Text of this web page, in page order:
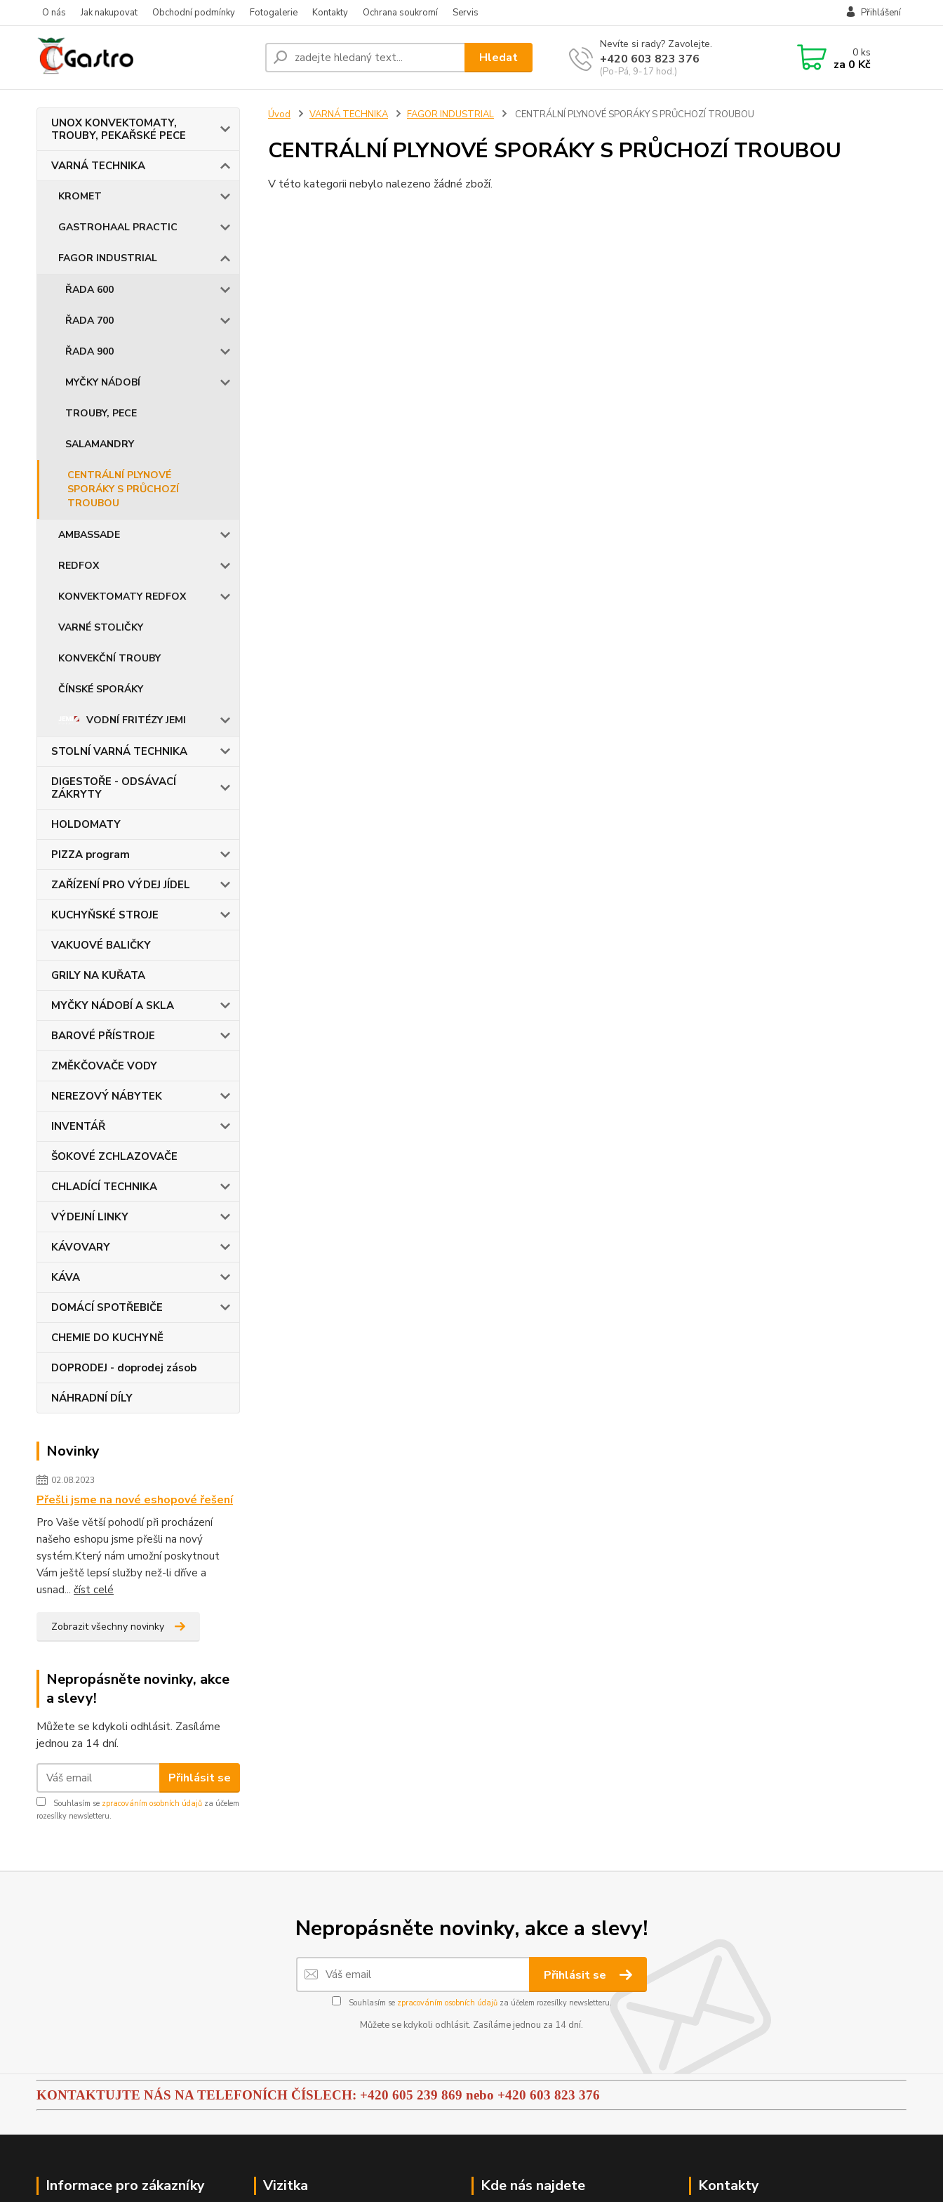
O nás Jak nakupovat Obchodní podmínky Fotogalerie Kontakty Ochrana soukromí Servis Přihlášení
Hledat
Nevíte si rady? Zavolejte.
+420 603 823 376
(Po-Pá, 9-17 hod.)
0ks
za 0 Kč
UNOX KONVEKTOMATY,
TROUBY, PEKAŘSKÉ PECE
VARNÁ TECHNIKA
KROMET
GASTROHAAL PRACTIC
FAGOR INDUSTRIAL
ŘADA 600
ŘADA 700
ŘADA 900
MYČKY NÁDOBÍ
TROUBY, PECE
SALAMANDRY
CENTRÁLNÍ PLYNOVÉ
SPORÁKY S PRŮCHOZÍ
TROUBOU
AMBASSADE
REDFOX
KONVEKTOMATY REDFOX
VARNÉ STOLIČKY
KONVEKČNÍ TROUBY
ČÍNSKÉ SPORÁKY
VODNÍ FRITÉZY JEMI
STOLNÍ VARNÁ TECHNIKA
DIGESTOŘE - ODSÁVACÍ
ZÁKRYTY
HOLDOMATY
PIZZA program
ZAŘÍZENÍ PRO VÝDEJ JÍDEL
KUCHYŇSKÉ STROJE
VAKUOVÉ BALIČKY
GRILY NA KUŘATA
MYČKY NÁDOBÍ A SKLA
BAROVÉ PŘÍSTROJE
ZMĚKČOVAČE VODY
NEREZOVÝ NÁBYTEK
INVENTÁŘ
ŠOKOVÉ ZCHLAZOVAČE
CHLADÍCÍ TECHNIKA
VÝDEJNÍ LINKY
KÁVOVARY
KÁVA
DOMÁCÍ SPOTŘEBIČE
CHEMIE DO KUCHYNĚ
DOPRODEJ - doprodej zásob
NÁHRADNÍ DÍLY
Novinky
02.08.2023
Přešli jsme na nové eshopové řešení
Pro Vaše větší pohodlí při procházení
našeho eshopu jsme přešli na nový
systém.Který nám umožní poskytnout
Vám ještě lepsí služby než-li dříve a
usnad... číst celé
Zobrazit všechny novinky
Nepropásněte novinky, akce
a slevy!
Můžete se kdykoli odhlásit. Zasíláme
jednou za 14 dní.
Přihlásit se
Souhlasím se zpracováním osobních údajů za účelem
rozesílky newsletteru.
Úvod VARNÁ TECHNIKA FAGOR INDUSTRIAL CENTRÁLNÍ PLYNOVÉ SPORÁKY S PRŮCHOZÍ TROUBOU
CENTRÁLNÍ PLYNOVÉ SPORÁKY S PRŮCHOZÍ TROUBOU
V této kategorii nebylo nalezeno žádné zboží.
Nepropásněte novinky, akce a slevy!
Přihlásit se
Souhlasím se zpracováním osobních údajůza účelem rozesílky newsletteru.
Můžete se kdykoli odhlásit. Zasíláme jednou za 14 dní.
KONTAKTUJTE NÁS NA TELEFONÍCH ČÍSLECH: +420 605 239 869 nebo +420 603 823 376
Informace pro zákazníky Vizitka Kde nás najdete Kontakty